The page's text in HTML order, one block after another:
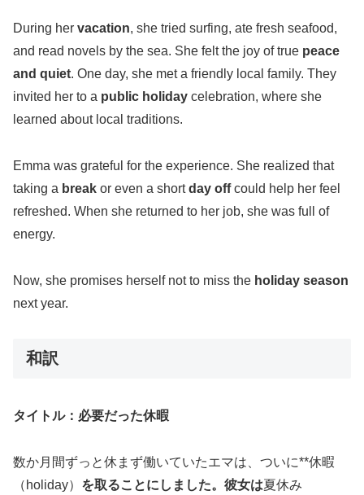
During her vacation, she tried surfing, ate fresh seafood,
and read novels by the sea. She felt the joy of true peace
and quiet. One day, she met a friendly local family. They
invited her to a public holiday celebration, where she
learned about local traditions.
Emma was grateful for the experience. She realized that
taking a break or even a shortday offcould help her feel
refreshed. When she returned to her job, she was full of
energy.
Now, she promises herself not to miss the holiday season
next year.
和訳
タイトル：必要だった休暇
数か月間ずっと休まず働いていたエマは、ついに**休暇
（holiday） を取ることにしました。彼女は夏休み